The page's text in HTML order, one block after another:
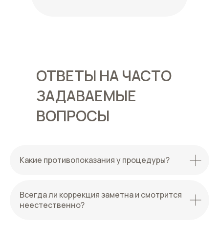
ОТВЕТЫ НА ЧАСТО
ЗАДАВАЕМЫЕ
ВОПРОСЫ
Какие противопоказания у процедуры?
Всегда ли коррекция заметна и смотрится
неестественно?